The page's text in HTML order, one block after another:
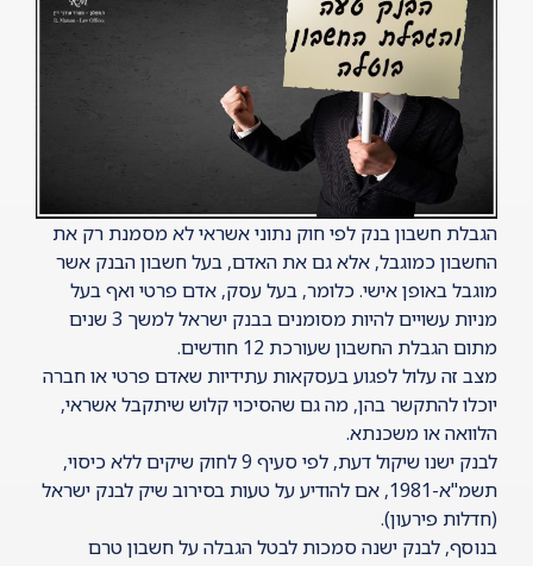
הגבלת חשבון בנק לפי חוק נתוני אשראי לא מסמנת רק את
החשבון כמוגבל, אלא גם את האדם, בעל חשבון הבנק אשר
מוגבל באופן אישי. כלומר, בעל עסק, אדם פרטי ואף בעל
מניות עשויים להיות מסומנים בבנק ישראל למשך 3 שנים
מתום הגבלת החשבון שעורכת 12 חודשים.
מצב זה עלול לפגוע בעסקאות עתידיות שאדם פרטי או חברה
יוכלו להתקשר בהן, מה גם שהסיכוי קלוש שיתקבל אשראי,
הלוואה או משכנתא.
לבנק ישנו שיקול דעת, לפי סעיף 9 לחוק שיקים ללא כיסוי,
תשמ"א-1981, אם להודיע על טעות בסירוב שיק לבנק ישראל
(חדלות פירעון).
בנוסף, לבנק ישנה סמכות לבטל הגבלה על חשבון טרם